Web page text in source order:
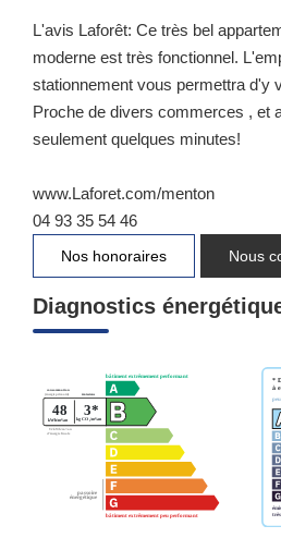
L'avis Laforêt: Ce très bel
moderne est très fonctionnel.
stationnement vous permettra d'y
Proche de divers commerces , et
seulement quelques minutes!
www.Laforet.com/menton
04 93 35 54 46
Nos honoraires Nous
Diagnostics